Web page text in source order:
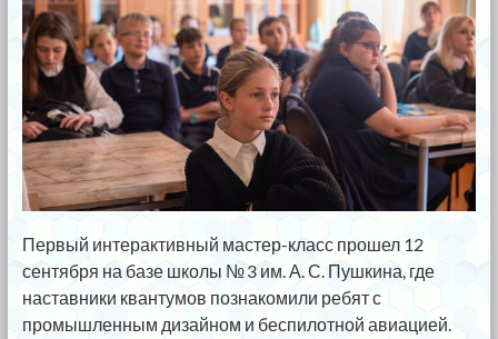
Первый интерактивный мастер-класс прошел 12
сентября на базе школы № 3 им. А. С. Пушкина, где
наставники квантумов познакомили ребят с
промышленным дизайном и беспилотной авиацией.